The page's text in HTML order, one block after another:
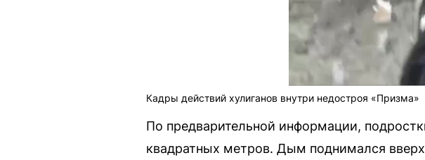
Кадры действий хулиганов внутри недостроя «Призма»
По предварительной информации,
квадратных метров. Дым поднимался